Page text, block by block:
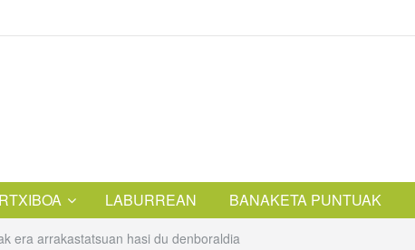
LABURREAN BANAKETA PUNTUAK
era arrakastatsuan hasi du denboraldia